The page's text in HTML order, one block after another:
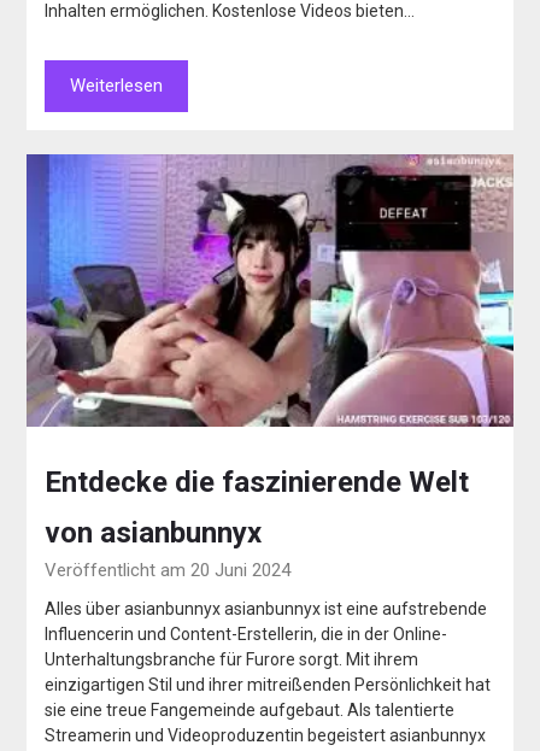
Inhalten ermöglichen. Kostenlose Videos bieten…
Weiterlesen
Entdecke die faszinierende Welt
von asianbunnyx
Veröffentlicht am 20 Juni 2024
Alles über asianbunnyx asianbunnyx ist eine aufstrebende
Influencerin und Content-Erstellerin, die in der Online-
Unterhaltungsbranche für Furore sorgt. Mit ihrem
einzigartigen Stil und ihrer mitreißenden Persönlichkeit hat
sie eine treue Fangemeinde aufgebaut. Als talentierte
Streamerin und Videoproduzentin begeistert asianbunnyx